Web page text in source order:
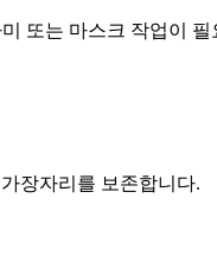
또는 마스크 작업이 필
장자리를 보존합니다.